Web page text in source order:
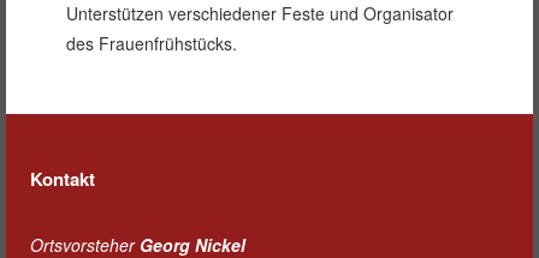
Unterstützen verschiedener Feste und Organisator
des Frauenfrühstücks.
Kontakt
Ortsvorsteher Georg Nickel